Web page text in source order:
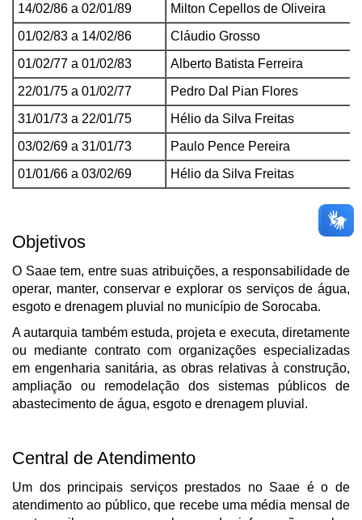
14/02/86 a 02/01/89
Milton Cepellos de Oliveira
01/02/83 a 14/02/86
Cláudio Grosso
01/02/77 a 01/02/83
Alberto Batista Ferreira
22/01/75 a 01/02/77
Pedro Dal Pian Flores
31/01/73 a 22/01/75
Hélio da Silva Freitas
03/02/69 a 31/01/73
Paulo Pence Pereira
01/01/66 a 03/02/69
Hélio da Silva Freitas
Objetivos
O Saae tem, entre suas atribuições, a responsabilidade de
operar, manter, conservar e explorar os serviços de água,
esgoto e drenagem pluvial no município de Sorocaba.
A autarquia também estuda, projeta e executa, diretamente
ou mediante contrato com organizações especializadas
em engenharia sanitária, as obras relativas à construção,
ampliação ou remodelação dos sistemas públicos de
abastecimento de água, esgoto e drenagem pluvial.
Central de Atendimento
Um dos principais serviços prestados no Saae é o de
atendimento ao público, que recebe uma média mensal de